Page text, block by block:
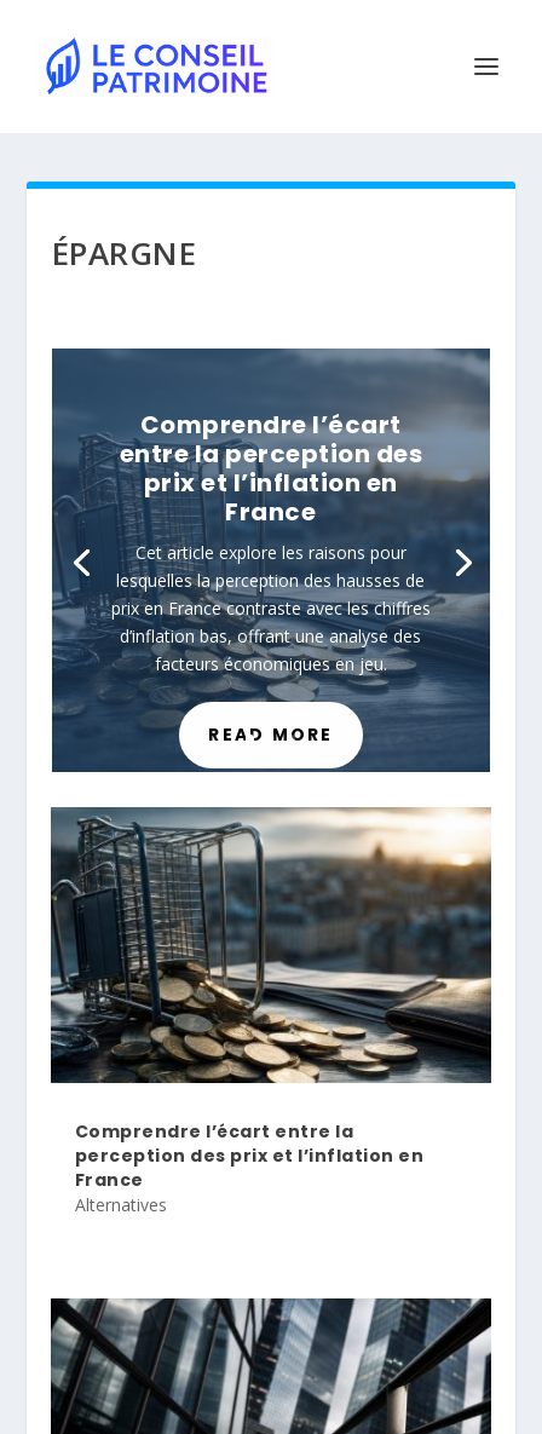
ÉPARGNE
Comprendre l’écart
entre la perception des
prix et l’inflation en
France
Cet article explore les raisons pour
lesquelles la perception des hausses de
prix en France contraste avec les chiffres
d’inflation bas, offrant une analyse des
facteurs économiques en jeu.
READ MORE
Comprendre l’écart entre la
perception des prix et l’inflation en
France
Alternatives